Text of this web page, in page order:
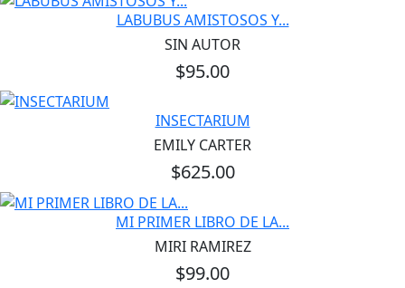
LABUBUS AMISTOSOS Y...
SIN AUTOR
$95.00
INSECTARIUM
EMILY CARTER
$625.00
MI PRIMER LIBRO DE LA...
MIRI RAMIREZ
$99.00